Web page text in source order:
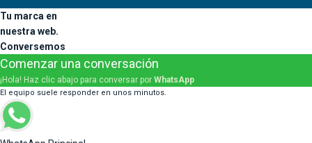
Tu marca en
nuestra web.
Conversemos
Comenzar una conversación
¡Hola! Haz clic abajo para conversar por WhatsApp
El equipo suele responder en unos minutos.